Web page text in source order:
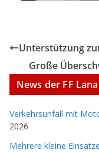
Unterstützung
Große
News der FF Lana
Verkehrsunfall mit
2026
Mehrere kleine